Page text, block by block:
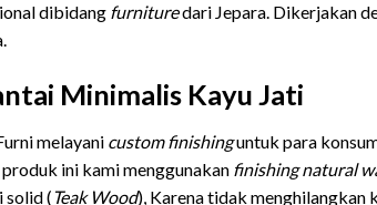
dibidang furnituredari Jepara. Dikerjakan
Minimalis Kayu Jati
melayani custom finishinguntuk para
ini kami menggunakan finishing natural
solid (Teak Wood), Karena tidak menghilangkan